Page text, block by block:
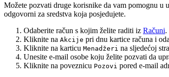
Možete pozvati druge korisnike da vam pomognu u
odgovorni za sredstva koja posjedujete.
Odaberite račun s kojim želite raditi iz Računi.
Kliknite na Akcije pri dnu kartice računa i
Kliknite na karticu Menadžeri na sljedećoj
Unesite e-mail osobe koju želite pozvati da
Kliknite na poveznicu Pozovi pored e-mail